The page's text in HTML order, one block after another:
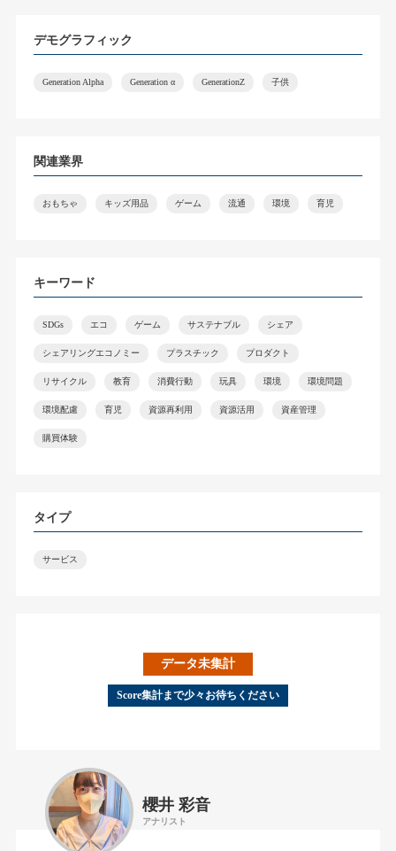
デモグラフィック
Generation Alpha Generation α GenerationZ 子供
関連業界
おもちゃ キッズ用品 ゲーム 流通 環境 育児
キーワード
SDGs エコ ゲーム サステナブル シェア
シェアリングエコノミー プラスチック プロダクト
リサイクル 教育 消費行動 玩具 環境 環境問題
環境配慮 育児 資源再利用 資源活用 資産管理
購買体験
タイプ
サービス
データ未集計
Score集計まで少々お待ちください
櫻井 彩音
アナリスト